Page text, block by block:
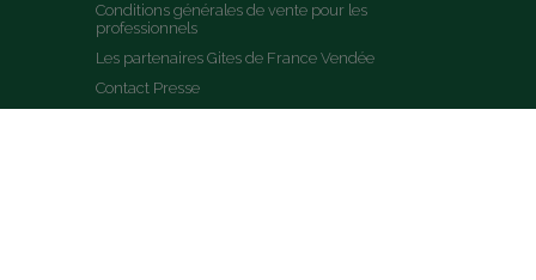
Conditions générales de vente pour les
professionnels
Les partenaires Gites de France Vendée
Contact Presse